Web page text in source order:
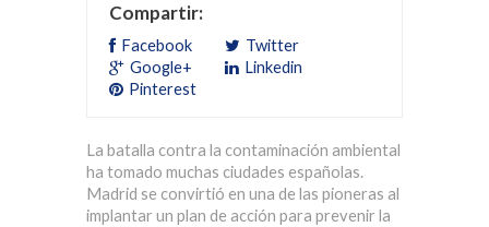
Compartir:
Facebook
Twitter
Google+
Linkedin
Pinterest
La batalla contra la contaminación ambiental
ha tomado muchas ciudades españolas.
Madrid se convirtió en una de las pioneras al
implantar un plan de acción para prevenir la